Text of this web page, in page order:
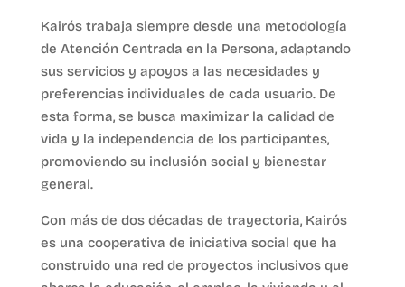
Kairós trabaja siempre desde una metodología
de Atención Centrada en la Persona, adaptando
sus servicios y apoyos a las necesidades y
preferencias individuales de cada usuario. De
esta forma, se busca maximizar la calidad de
vida y la independencia de los participantes,
promoviendo su inclusión social y bienestar
general.
Con más de dos décadas de trayectoria, Kairós
es una cooperativa de iniciativa social que ha
construido una red de proyectos inclusivos que